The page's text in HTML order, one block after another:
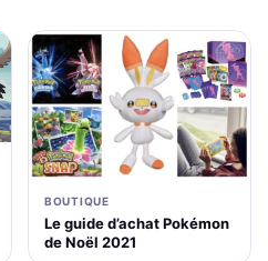
BOUTIQUE
Le guide d’achat Pokémon
de Noël 2021